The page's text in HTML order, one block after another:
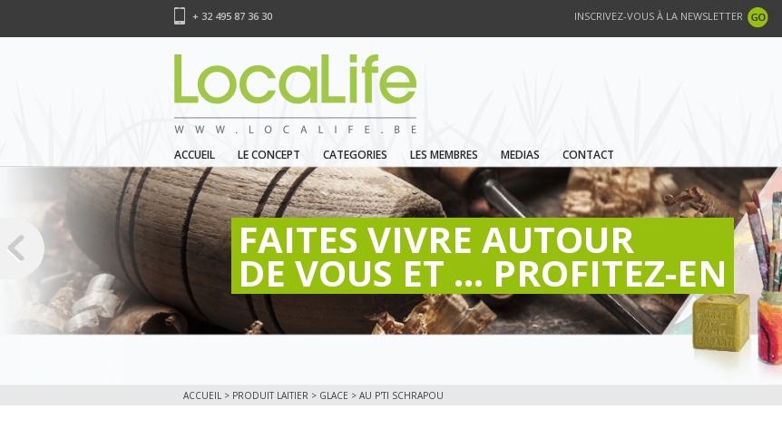
+ 32 495 87 36 30 INSCRIVEZ-VOUS À LA NEWSLETTER
ACCUEIL LE CONCEPT CATEGORIES LES MEMBRES MEDIAS CONTACT
FAITES VIVRE AUTOUR
DE VOUS ET ... PROFITEZ-EN
ACCUEIL > PRODUIT LAITIER > GLACE > AU P'TI SCHRAPOU